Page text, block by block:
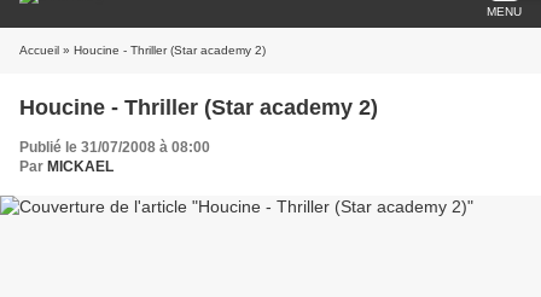
MENU
Accueil » Houcine - Thriller (Star academy 2)
Houcine - Thriller (Star academy 2)
Publié le 31/07/2008 à 08:00
Par MICKAEL